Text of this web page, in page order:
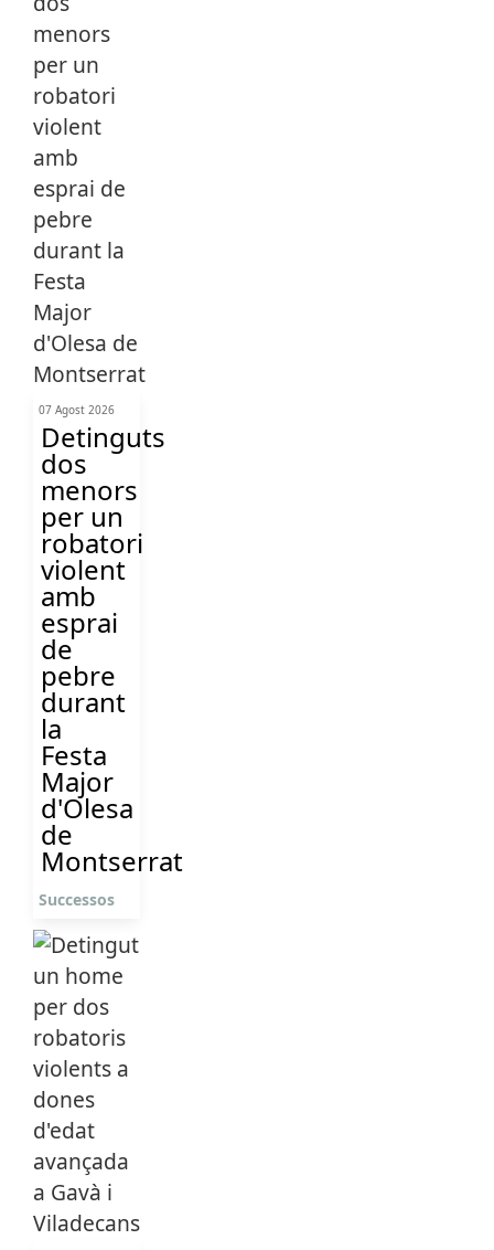
07 Agost 2026
Detinguts
dos
menors
per un
robatori
violent
amb
esprai
de
pebre
durant
la
Festa
Major
d'Olesa
de
Montserrat
Successos